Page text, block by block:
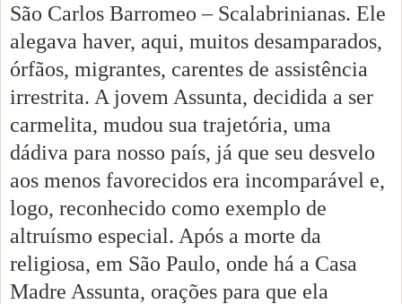
São Carlos Barromeo – Scalabrinianas. Ele
alegava haver, aqui, muitos desamparados,
órfãos, migrantes, carentes de assistência
irrestrita. A jovem Assunta, decidida a ser
carmelita, mudou sua trajetória, uma
dádiva para nosso país, já que seu desvelo
aos menos favorecidos era incomparável e,
logo, reconhecido como exemplo de
altruísmo especial. Após a morte da
religiosa, em São Paulo, onde há a Casa
Madre Assunta, orações para que ela